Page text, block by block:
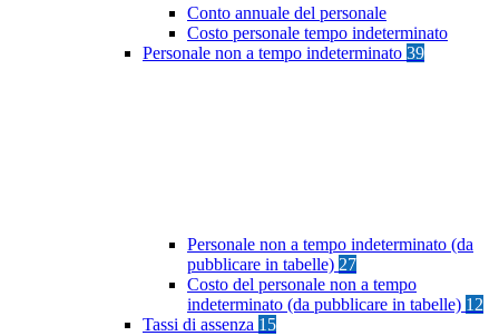
Conto annuale del personale
Costo personale tempo indeterminato
Personale non a tempo indeterminato 39
Personale non a tempo indeterminato (da
pubblicare in tabelle) 27
Costo del personale non a tempo
indeterminato (da pubblicare in tabelle) 12
Tassi di assenza 15